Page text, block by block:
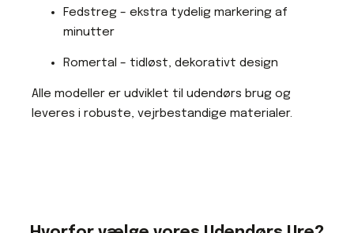
Fedstreg – ekstra tydelig markering af
minutter
Romertal – tidløst, dekorativt design
Alle modeller er udviklet til udendørs brug og
leveres i robuste, vejrbestandige materialer.